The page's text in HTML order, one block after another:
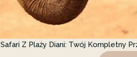
Safari Z Plaży Diani: Twój Kompletny